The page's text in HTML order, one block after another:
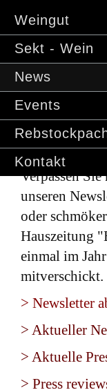
Weingut
Sekt - Wein
News
Events
Kontakt
BARTH
AUSLESE
Verpassen
unseren
oder
Hauszeitung
einmal im
mitverschickt.
> Newsletter
> Aktueller
> Aktuelle
> Press